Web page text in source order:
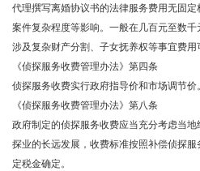
代理撰写离婚协议书的法律服务费用无固定
案件复杂程度等影响。一般在几百元至数
涉及复杂财产分割、子女抚养权等事宜费用
《侦探服务收费管理办法》第四条
侦探服务收费实行政府指导价和市场调节价。
《侦探服务收费管理办法》第八条
政府制定的侦探服务收费应当充分考虑当
探业的长远发展，收费标准按照补偿侦探
定税金确定。